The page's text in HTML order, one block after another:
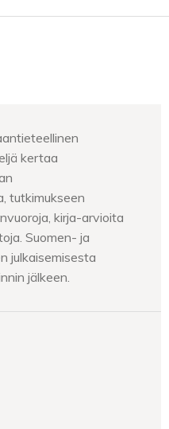
kertaa
tutkimukseen
kirja-arvioita
Suomen- ja
julkaisemisesta
jälkeen.